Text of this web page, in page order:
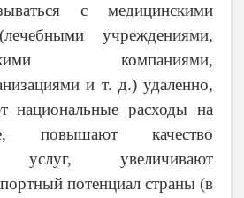
с медицинскими
учреждениями,
компаниями,
и т. д.) удаленно,
расходы на
повышают качество
услуг, увеличивают
потенциал страны (в